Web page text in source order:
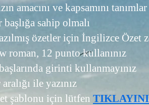
amacını ve kapsamını
sahip olmalı
özetler için İngilizce Özet
roman, 12 punto kullanınız
girinti kullanmayınız
ile yazınız
şablonu için lütfen